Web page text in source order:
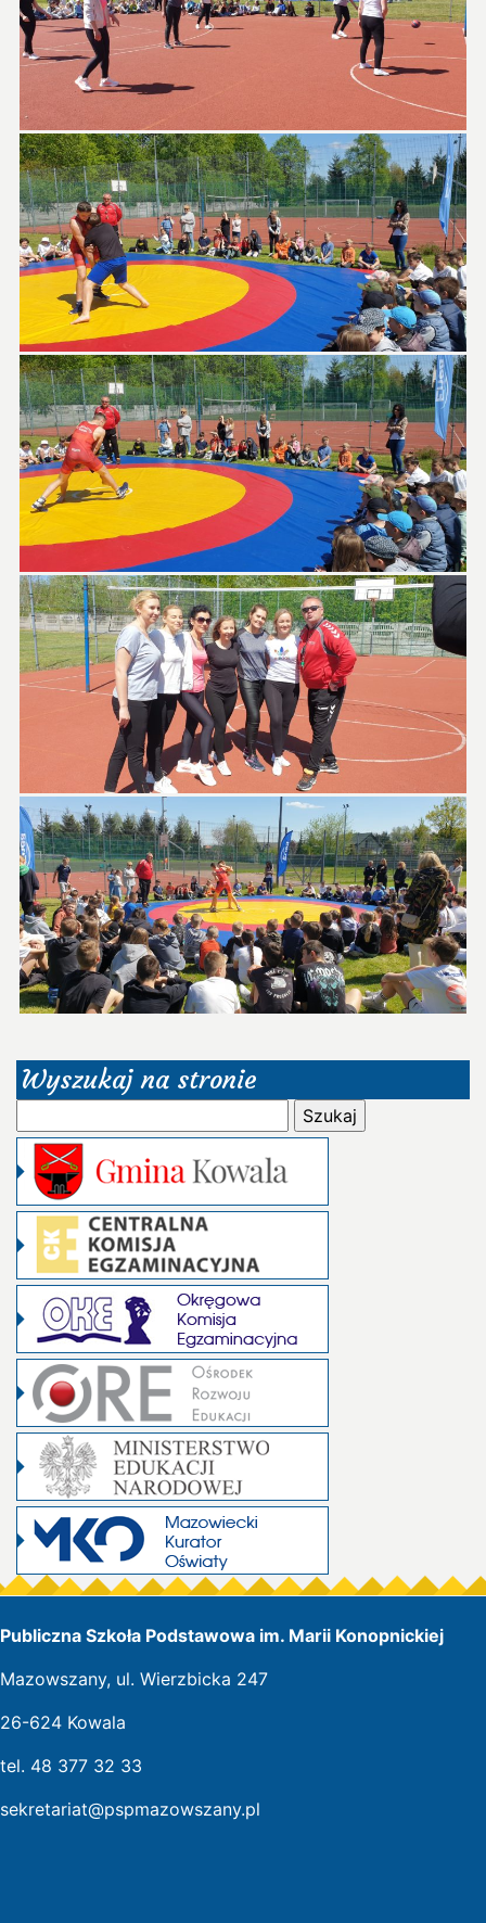
Wyszukaj na stronie
Publiczna Szkoła Podstawowa im. Marii Konopnickiej
Mazowszany, ul. Wierzbicka 247
26-624 Kowala
tel. 48 377 32 33
sekretariat@pspmazowszany.pl